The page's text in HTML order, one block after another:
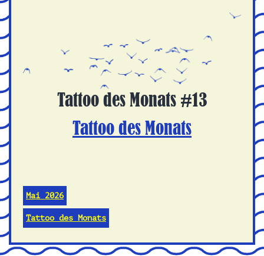
Tattoo des Monats #13
Tattoo des Monats
Mai 2026
Tattoo des Monats